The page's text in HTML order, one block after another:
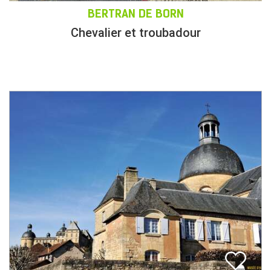
BERTRAN DE BORN
Chevalier et troubadour